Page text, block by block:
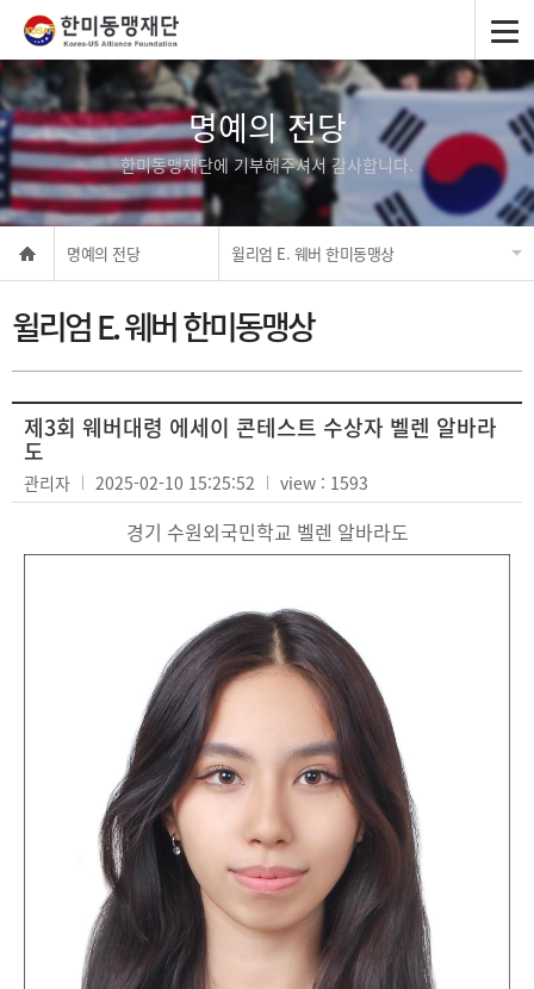
명예의 전당
한미동맹재단에 기부해주셔서 감사합니다.
명예의 전당 윌리엄 E. 웨버 한미동맹상
윌리엄 E. 웨버 한미동맹상
제3회 웨버대령 에세이 콘테스트 수상자 벨렌 알바라
도
관리자 2025-02-10 15:25:52 view : 1593
경기 수원외국민학교 벨렌 알바라도